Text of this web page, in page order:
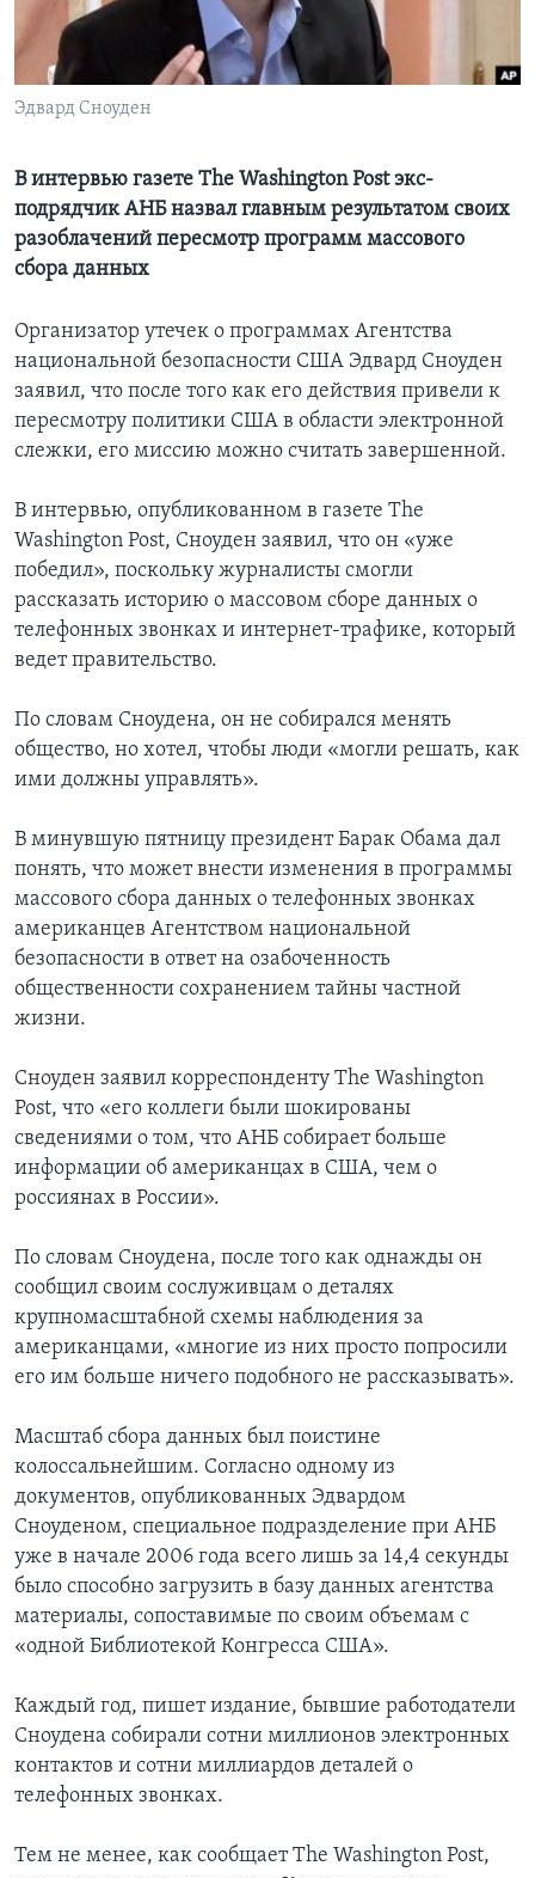
Learning English
СОЦИАЛЬНЫЕ СЕТИ
Языки
Эдвард Сноуден
В интервью газете The Washington Post экс-
подрядчик АНБ назвал главным результатом своих
разоблачений пересмотр программ массового
сбора данных
Организатор утечек о программах Агентства
национальной безопасности США Эдвард Сноуден
заявил, что после того как его действия привели к
пересмотру политики США в области электронной
слежки, его миссию можно считать завершенной.
В интервью, опубликованном в газете The
Washington Post, Сноуден заявил, что он «уже
победил», поскольку журналисты смогли
рассказать историю о массовом сборе данных о
телефонных звонках и интернет-трафике, который
ведет правительство.
По словам Сноудена, он не собирался менять
общество, но хотел, чтобы люди «могли решать, как
ими должны управлять».
В минувшую пятницу президент Барак Обама дал
понять, что может внести изменения в программы
массового сбора данных о телефонных звонках
американцев Агентством национальной
безопасности в ответ на озабоченность
общественности сохранением тайны частной
жизни.
Сноуден заявил корреспонденту The Washington
Post, что «его коллеги были шокированы
сведениями о том, что АНБ собирает больше
информации об американцах в США, чем о
россиянах в России».
По словам Сноудена, после того как однажды он
сообщил своим сослуживцам о деталях
крупномасштабной схемы наблюдения за
американцами, «многие из них просто попросили
его им больше ничего подобного не рассказывать».
Масштаб сбора данных был поистине
колоссальнейшим. Согласно одному из
документов, опубликованных Эдвардом
Сноуденом, специальное подразделение при АНБ
уже в начале 2006 года всего лишь за 14,4 секунды
было способно загрузить в базу данных агентства
материалы, сопоставимые по своим объемам с
«одной Библиотекой Конгресса США».
Каждый год, пишет издание, бывшие работодатели
Сноудена собирали сотни миллионов электронных
контактов и сотни миллиардов деталей о
телефонных звонках.
Тем не менее, как сообщает The Washington Post,